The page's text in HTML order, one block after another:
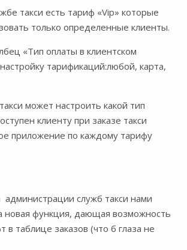
такси есть тариф «Vip» которые
только определенные клиенты.
«Тип оплаты в клиентском
тарификаций:любой, карта,
может настроить какой тип
клиенту при заказе такси
приложение по каждому тарифу
администрации служб такси нами
новая функция, дающая возможность
таблице заказов (что б глаза не